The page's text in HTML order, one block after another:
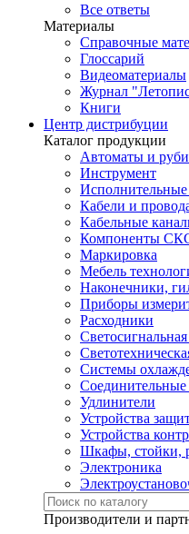
Все ответы
Материалы
Справочные
Глоссарий
Видеоматериалы
Журнал
Книги
Центр дистрибуции
Каталог продукции
Автоматы и
Инструмент
Исполнительные
Кабели и
Кабельные
Компоненты
Маркировка
Мебель
Наконечники,
Приборы
Расходники
Системы
Удлинители
Устройства
Устройства
Шкафы, стойки,
Электроника
Производители и